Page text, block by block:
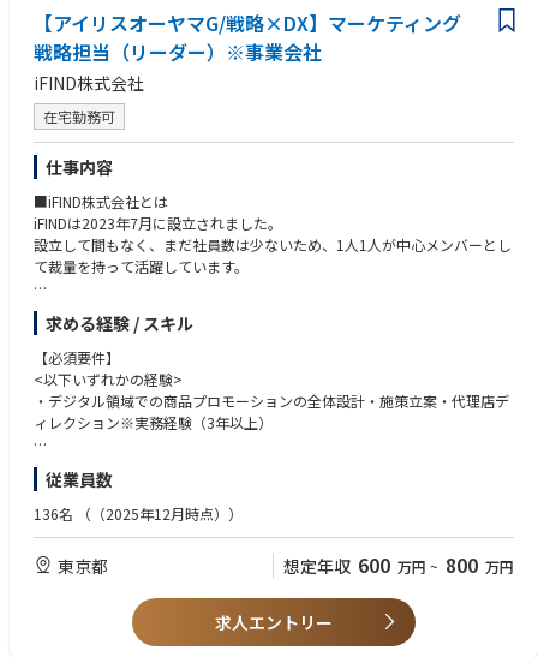
■業務内容
・アイリスオーヤマの商品/サービスごとに、事業としてのシナリオ策定
と収益も含む計画への落とし込み（事業計画の策定、KGIに基づくマーケ
ティングKPI・メディアKPIの設計など）
・マーケティング戦略の立案（市場分析・ターゲット設計・カスタマージ
ャーニーマップ設計など）
・戦略に基づくプロモーションの設計（4Pにまたがる施策策定、広告を含
む打ち手の全体設計）
・商品プロモーションの全体設計・施策立案・代理店ディレクション
・施策実施結果の分析及び改善施策の立案・実行
・マーケティング関連領域業務を通じたチームメンバーへの指導・育成
・キャンペーン／広告方針の戦略立案と推進
領域の配信設計・設定
・広告配信結果の分析及び改善施策の立案・実行
・SEO/CRO領域の戦略立案・設計・実行・改善（目標設定から実行と結
果による改善）
現在、アイリスオーヤマ社として注力している事業は食品、日用品、ペッ
ト用品、家電製品などになります。
■BtoB事業について
日本における労働力不足を解決するため、2020年にロボティクス事業に参
入し、サービスロボットの累計導入社数は7,000社を超え※2、業務用清掃
ロボットにおけるベンダーシェアは2023年から2年連続で1位※3を達成し
ています。また2025年10月には、ソフトウェアとハードウェアの双方を
完全内製したDX清掃ロボット「JILBY（ジルビー）」を発表し、ロボット
メーカーベンダーとしての自立を進めています。さらなる事業成長に向け
て、清掃にとどまらない労働力不足の解決に向けた幅広いサービスの展開
への貢献効果を可視化した経験
【求める人物像】
・コミュニケーションをとることが好きな方
・好奇心を持ち、新しい分野に目標を持ちチャレンジできる方
・ご自身のアイデアを積極的に発信し、リーダーシップを発揮できる方
・自社商品のマーケティングに携わってみたい方
【アイリスオーヤマG/戦略×DX】マーケティング
戦略担当（リーダー）※事業会社
iFIND株式会社
在宅勤務可
仕事内容
■iFIND株式会社とは
iFINDは2023年7月に設立されました。
設立して間もなく、まだ社員数は少ないため、1人1人が中心メンバーとし
て裁量を持って活躍しています。
当社はアイリスオーヤマ社と連携をし、アイリスオーヤマ社のDX化を主軸
とした【データマーケティング事業】、【プロモーション・マーケティン
グ事業】を担っています。
iFINDは、創業期のスタートアップな雰囲気を持ちつつも、大手製造業をフ
ィールドとしたサービス開発ができる、ベンチャーと大企業の双方の良さ
を、兼ね備えています。
意見を挙げれば自分が好きなテーマに挑戦できる風土があり、個人のチャ
レンジが会社の成長に直結する環境があります。
社長も経営層もアイリスオーヤマと同じですので母体も安心していただけ
（※アイリスオーヤマからの受託や代理店業務（ハウスエージェンシー）
あくまでもアイリスオーヤマ社と並列の立場で広告プロモーション領域に
おいて全権限をもっております。）
求める経験 / スキル
【必須要件】
<以下いずれかの経験>
・デジタル領域での商品プロモーションの全体設計・施策立案・代理店デ
ィレクション※実務経験（3年以上）
【歓迎要件】
※いずれか一つでも経験あれば尚良
・商品/サービスに応じたコミュニケーション仮説・マーケティング戦略
ど）
・デジタル広告の運用チーム、またはWebサービスのマーケティング部門
のマネジメント経験
・ブランド領域とダイレクト領域を横断する施策の広告運用経験
・運用型広告の効果改善コンサルティング経験
従業員数
136名 （（2025年12月時点））
東京都 想定年収 600 万円 ~ 800 万円
求人エントリー